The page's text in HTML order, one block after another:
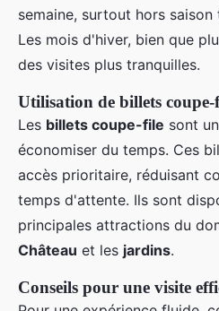
semaine, surtout hors
Les mois d'hiver, bien que
des visites plus tranquilles.
Utilisation de billets coupe-
Les billets coupe-file sont
économiser du temps. Ces
accès prioritaire, réduisant
temps d'attente. Ils sont
principales attractions du
Château et les jardins.
Conseils pour une visite